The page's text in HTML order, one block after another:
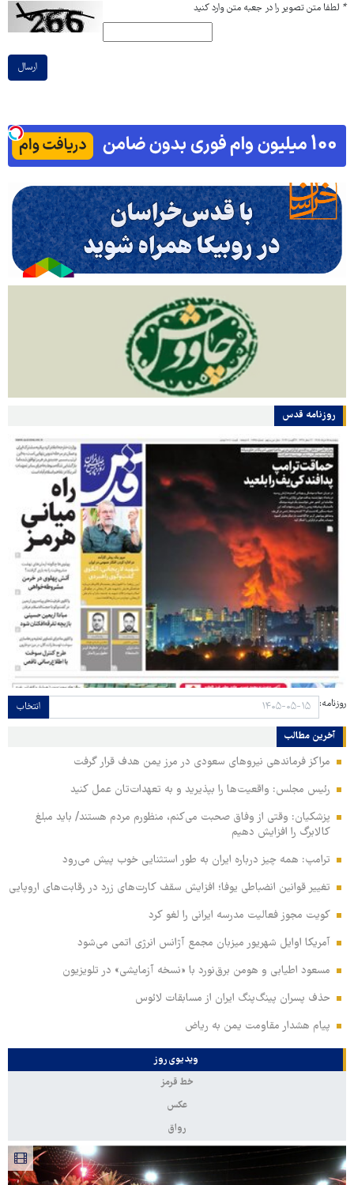
* لطفا متن تصویر را در جعبه متن وارد کنید
ارسال
روزنامه قدس
روزنامه: انتخاب
آخرین مطالب
مراکز فرماندهی نیروهای سعودی در مرز یمن هدف قرار گرفت
رئیس مجلس: واقعیت‌ها را بپذیرید و به تعهدات‌تان عمل کنید
پزشکیان: وقتی از وفاق صحبت می‌کنم، منظورم مردم هستند/ باید مبلغ
کالابرگ را افزایش دهیم
ترامپ: همه چیز درباره ایران به طور استثنایی خوب پیش می‌رود
تغییر قوانین انضباطی یوفا؛ افزایش سقف کارت‌های زرد در رقابت‌های اروپایی
کویت مجوز فعالیت مدرسه ایرانی را لغو کرد
آمریکا اوایل شهریور میزبان مجمع آژانس انرژی اتمی می‌شود
مسعود اطیابی و هومن برق‌نورد با «نسخه آزمایشی» در تلویزیون
حذف پسران پینگ‌پنگ ایران از مسابقات لائوس
پیام هشدار مقاومت یمن به ریاض
ویدیوی روز
خط قرمز
عکس
رواق